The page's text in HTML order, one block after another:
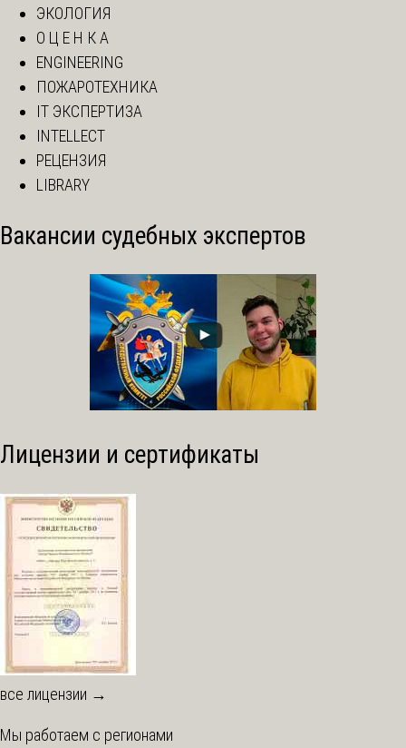
ЭКОЛОГИЯ
О Ц Е Н К А
ENGINEERING
ПОЖАРОТЕХНИКА
IT ЭКСПЕРТИЗА
INTELLECT
РЕЦЕНЗИЯ
LIBRARY
Вакансии судебных экспертов
Лицензии и сертификаты
все лицензии →
Мы работаем с регионами